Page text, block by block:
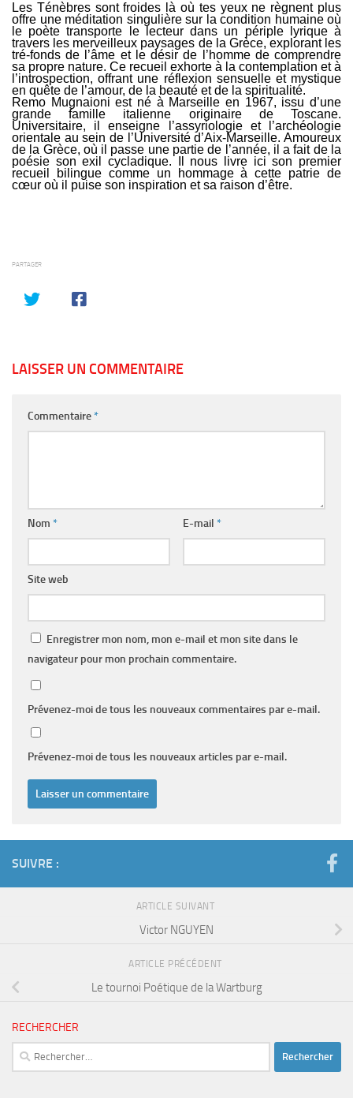
Les Ténèbres sont froides là où tes yeux ne règnent plus
offre une méditation singulière sur la condition humaine où
le poète transporte le lecteur dans un périple lyrique à
travers les merveilleux paysages de la Grèce, explorant les
tré-fonds de l’âme et le désir de l’homme de comprendre
sa propre nature. Ce recueil exhorte à la contemplation et à
l’introspection, offrant une réflexion sensuelle et mystique
en quête de l’amour, de la beauté et de la spiritualité.
Remo Mugnaioni est né à Marseille en 1967, issu d’une
grande famille italienne originaire de Toscane.
Universitaire, il enseigne l’assyriologie et l’archéologie
orientale au sein de l’Université d’Aix-Marseille. Amoureux
de la Grèce, où il passe une partie de l’année, il a fait de la
poésie son exil cycladique. Il nous livre ici son premier
recueil bilingue comme un hommage à cette patrie de
cœur où il puise son inspiration et sa raison d’être.
PARTAGER
LAISSER UN COMMENTAIRE
Commentaire*
Nom * E-mail *
Site web
Enregistrer mon nom, mon e-mail et mon site dans le
navigateur pour mon prochain commentaire.
Prévenez-moi de tous les nouveaux commentaires par e-mail.
Prévenez-moi de tous les nouveaux articles par e-mail.
SUIVRE :
ARTICLE SUIVANT
Victor NGUYEN
ARTICLE PRÉCÉDENT
Le tournoi Poétique de la Wartburg
RECHERCHER
Rechercher :